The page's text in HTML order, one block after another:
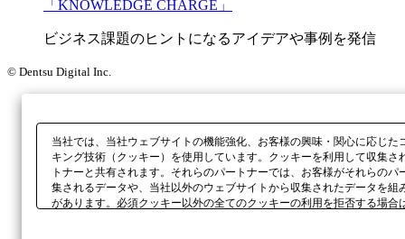
「KNOWLEDGE CHARGE」
ビジネス課題のヒントになるアイデアや事例を発信
© Dentsu Digital Inc.
当社では、当社ウェブサイトの機能強化、お客様の興味・関心に応じ
キング技術（クッキー）を使用しています。クッキーを利用して収集
トナーと共有されます。それらのパートナーでは、お客様がそれらの
集されるデータや、当社以外のウェブサイトから収集されたデータを
があります。必須クッキー以外の全てのクッキーの利用を拒否する場